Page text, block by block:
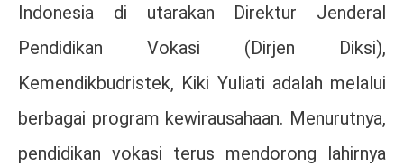
Indonesia di utarakan Direktur Jenderal
Pendidikan Vokasi (Dirjen Diksi),
Kemendikbudristek, Kiki Yuliati adalah melalui
berbagai program kewirausahaan. Menurutnya,
pendidikan vokasi terus mendorong lahirnya